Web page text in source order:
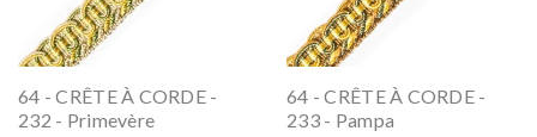
64 - CRÊTE À CORDE -
232 - Primevère
64 - CRÊTE À CORDE -
233 - Pampa